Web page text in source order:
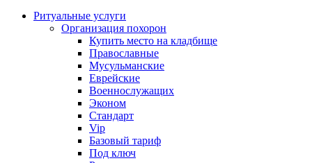
Ритуальные услуги
Организация похорон
Купить место на кладбище
Православные
Мусульманские
Еврейские
Военнослужащих
Эконом
Стандарт
Vip
Базовый тариф
Под ключ